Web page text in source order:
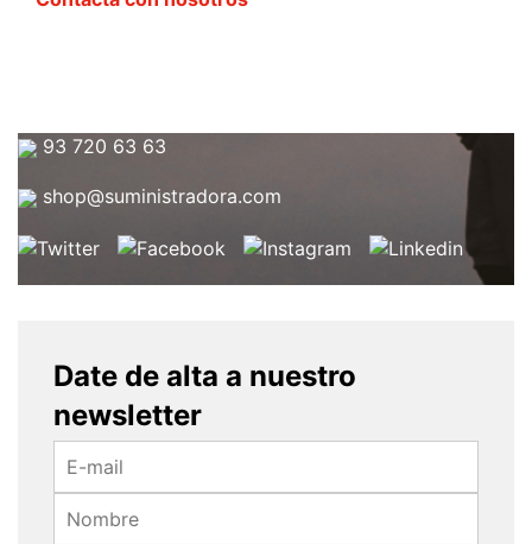
93 720 63 63
shop@suministradora.com
Date de alta a nuestro
newsletter